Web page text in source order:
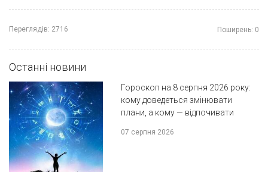
Переглядів: 2716 Поширень: 0
Останні новини
Гороскоп на 8 серпня 2026 року:
кому доведеться змінювати
плани, а кому — відпочивати
07 серпня 2026